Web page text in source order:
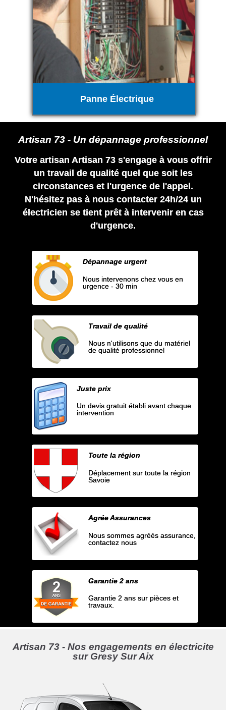
Panne Électrique
Artisan 73 - Un dépannage professionnel
Votre artisan Artisan 73 s'engage à vous offrir
un travail de qualité quel que soit les
circonstances et l'urgence de l'appel.
N'hésitez pas à nous contacter 24h/24 un
électricien se tient prêt à intervenir en cas
d'urgence.
Dépannage urgent
Nous intervenons chez vous en
urgence - 30 min
Travail de qualité
Nous n'utilisons que du matériel
de qualité professionnel
Juste prix
Un devis gratuit établi avant chaque
intervention
Toute la région
Déplacement sur toute la région
Savoie
Agrée Assurances
Nous sommes agréés assurance,
contactez nous
Garantie 2 ans
Garantie 2 ans sur pièces et
travaux.
Artisan 73 - Nos engagements en électricite
sur Gresy Sur Aix